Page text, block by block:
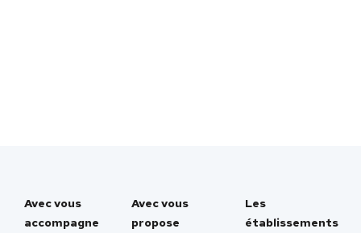
Avec vous
accompagne
Avec vous
propose
Les
établissements